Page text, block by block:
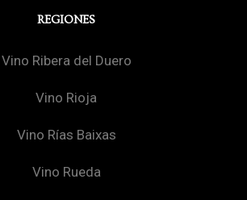
REGIONES
Vino Ribera del Duero
Vino Rioja
Vino Rías Baixas
Vino Rueda